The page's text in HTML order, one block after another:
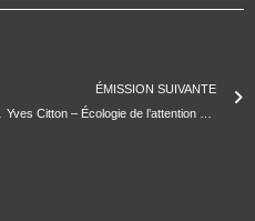
ÉMISSION SUIVANTE